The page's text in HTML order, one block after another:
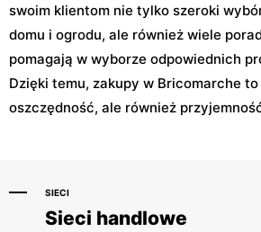
swoim klientom nie tylko szeroki
domu i ogrodu, ale również wiele
pomagają w wyborze odpowiednich
Dzięki temu, zakupy w Bricomarche
oszczędność, ale również
SIECI
Sieci handlowe